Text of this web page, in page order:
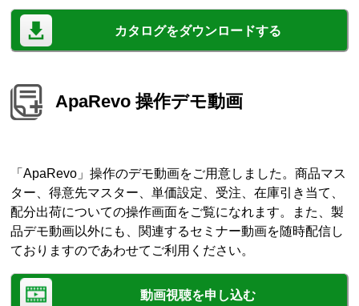
カタログをダウンロードする
ApaRevo 操作デモ動画
「ApaRevo」操作のデモ動画をご用意しました。商品マス
ター、得意先マスター、単価設定、受注、在庫引き当て、
配分出荷についての操作画面をご覧になれます。また、製
品デモ動画以外にも、関連するセミナー動画を随時配信し
ておりますのであわせてご利用ください。
動画視聴を申し込む